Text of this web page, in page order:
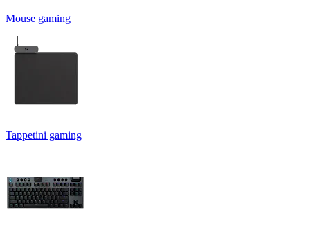
Mouse gaming
Tappetini gaming